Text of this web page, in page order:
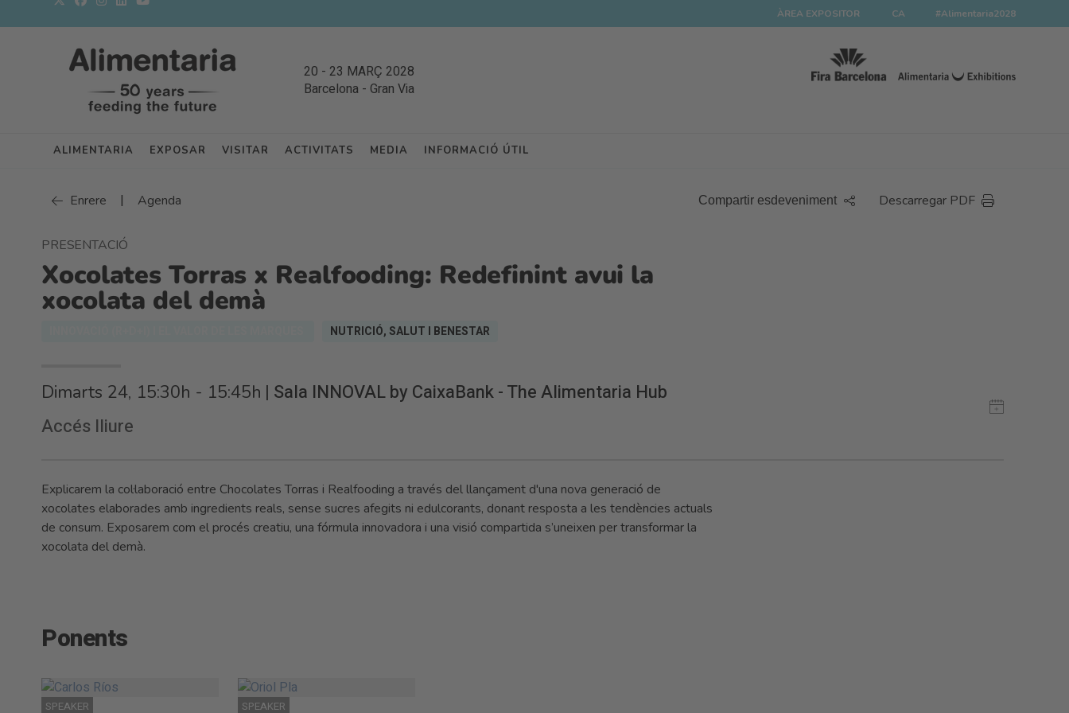
ÀREA EXPOSITOR CA #Alimentaria2028
20 - 23 MARÇ 2028
Barcelona - Gran Via
ALIMENTARIA EXPOSAR VISITAR ACTIVITATS MEDIA INFORMACIÓ ÚTIL
Enrere | Agenda Compartir esdeveniment Descarregar PDF
PRESENTACIÓ
Xocolates Torras x Realfooding: Redefinint avui la
xocolata del demà
NUTRICIÓ, SALUT I BENESTAR
Dimarts 24, 15:30h - 15:45h | Sala INNOVAL by CaixaBank - The Alimentaria Hub
Accés lliure
Explicarem la col·laboració entre Chocolates Torras i Realfooding a través del llançament d'una nova generació de
xocolates elaborades amb ingredients reals, sense sucres afegits ni edulcorants, donant resposta a les tendències actuals
de consum. Exposarem com el procés creatiu, una fórmula innovadora i una visió compartida s’uneixen per transformar la
xocolata del demà.
Ponents
SPEAKER SPEAKER